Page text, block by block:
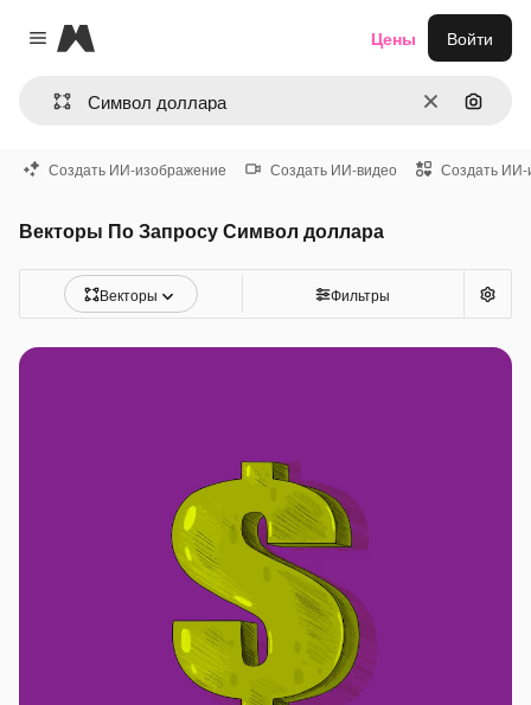
Close menu
Magnific
ОчиститьПоиск
Цены Войти
Создать ИИ-изображение Создать ИИ-видео Создать ИИ-
Векторы По Запросу Символ доллара
Векторы Фильтры